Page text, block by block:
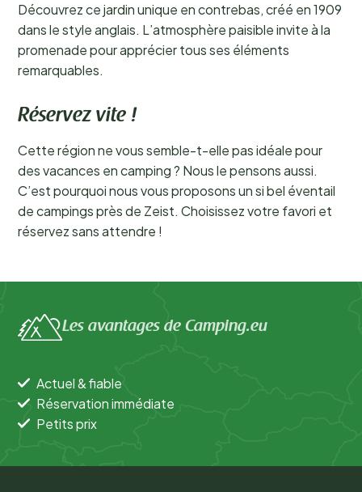
Découvrez ce jardin unique en contrebas, créé en 1909
dans le style anglais. L’atmosphère paisible invite à la
promenade pour apprécier tous ses éléments
remarquables.
Réservez vite !
Cette région ne vous semble-t-elle pas idéale pour
des vacances en camping ? Nous le pensons aussi.
C’est pourquoi nous vous proposons un si bel éventail
de campings près de Zeist. Choisissez votre favori et
réservez sans attendre !
Les avantages de Camping.eu
Actuel & fiable
Réservation immédiate
Petits prix